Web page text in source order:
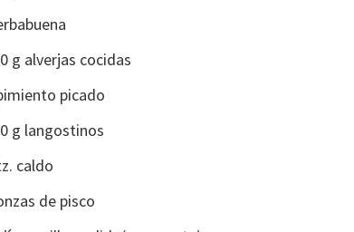
g alverjas cocidas
picado
g langostinos
caldo
de pisco